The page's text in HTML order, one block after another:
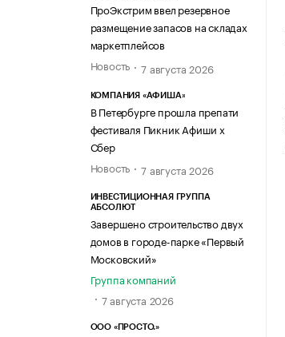
ПроЭкстрим ввел резервное
размещение запасов на складах
маркетплейсов
Новость
7 августа 2026
КОМПАНИЯ «АФИША»
В Петербурге прошла препати
фестиваля Пикник Афиши х
Сбер
Новость
7 августа 2026
ИНВЕСТИЦИОННАЯ ГРУППА
АБСОЛЮТ
Завершено строительство двух
домов в городе-парке «Первый
Московский»
Группа компаний
7 августа 2026
ООО «ПРОСТО.»